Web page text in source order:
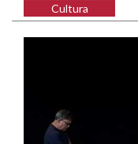
Cultura